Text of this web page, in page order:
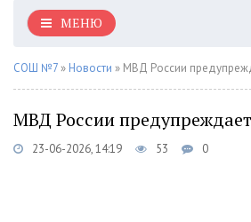
МЕНЮ
СОШ №7 » Новости » МВД России
МВД России
23-06-2026, 14:19 53 0